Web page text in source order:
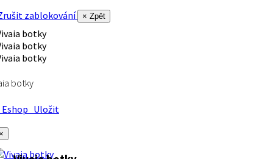
zablokování
× Zpět
botky
Uložit